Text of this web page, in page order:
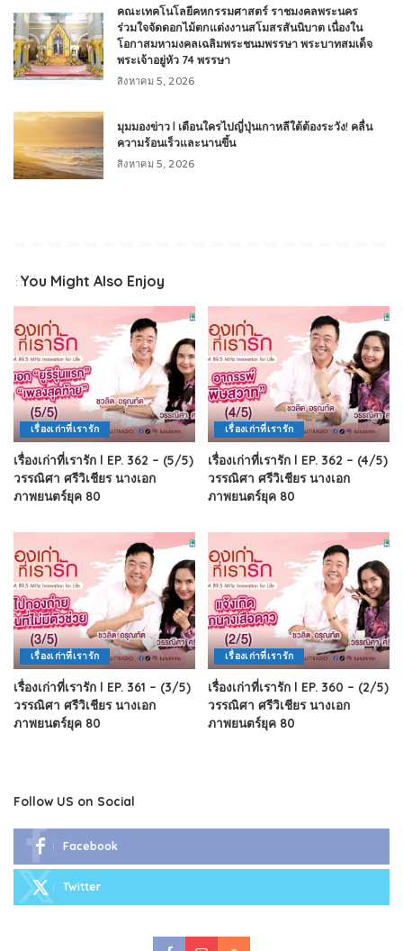
คณะเทคโนโลยีคหกรรมศาสตร์ ราชมงคลพระนคร
ร่วมใจจัดดอกไม้ตกแต่งงานสโมสรสันนิบาต เนื่องใน
โอกาสมหามงคลเฉลิมพระชนมพรรษา พระบาทสมเด็จ
พระเจ้าอยู่หัว 74 พรรษา
สิงหาคม 5, 2026
มุมมองข่าว l เตือนใครไปญี่ปุ่นเกาหลีใต้ต้องระวัง! คลื่น
ความร้อนเร็วและนานขึ้น
สิงหาคม 5, 2026
You Might Also Enjoy
เรื่องเก่าที่เรารัก
เรื่องเก่าที่เรารัก l EP. 362 – (5/5)
วรรณิศา ศรีวิเชียร นางเอก
ภาพยนตร์ยุค 80
เรื่องเก่าที่เรารัก
เรื่องเก่าที่เรารัก l EP. 362 – (4/5)
วรรณิศา ศรีวิเชียร นางเอก
ภาพยนตร์ยุค 80
เรื่องเก่าที่เรารัก
เรื่องเก่าที่เรารัก l EP. 361 – (3/5)
วรรณิศา ศรีวิเชียร นางเอก
ภาพยนตร์ยุค 80
เรื่องเก่าที่เรารัก
เรื่องเก่าที่เรารัก l EP. 360 – (2/5)
วรรณิศา ศรีวิเชียร นางเอก
ภาพยนตร์ยุค 80
Follow US on Social
Facebook
Twitter